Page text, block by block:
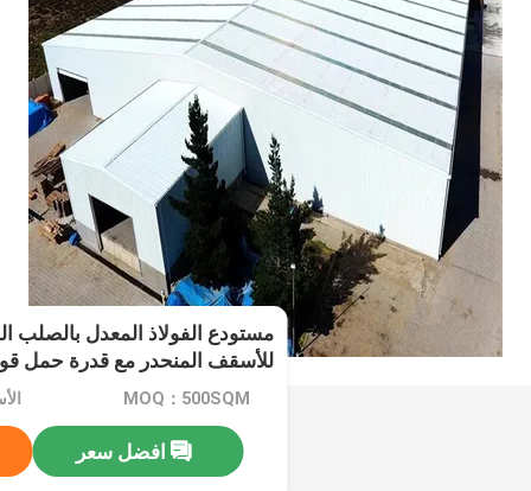
مستودع الفولاذ المعدل بالصلب
للأسقف المنحدر مع قدرة حمل
MOQ：500SQM
افضل سعر